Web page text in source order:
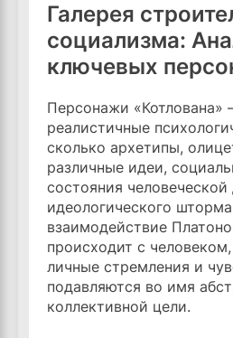
Галерея
социализма:
ключевых
Персонажи «Котлована»
реалистичные
сколько архетипы,
различные идеи,
состояния
идеологического
взаимодействие
происходит с человеком,
личные стремления и
подавляются во имя
коллективной цели.